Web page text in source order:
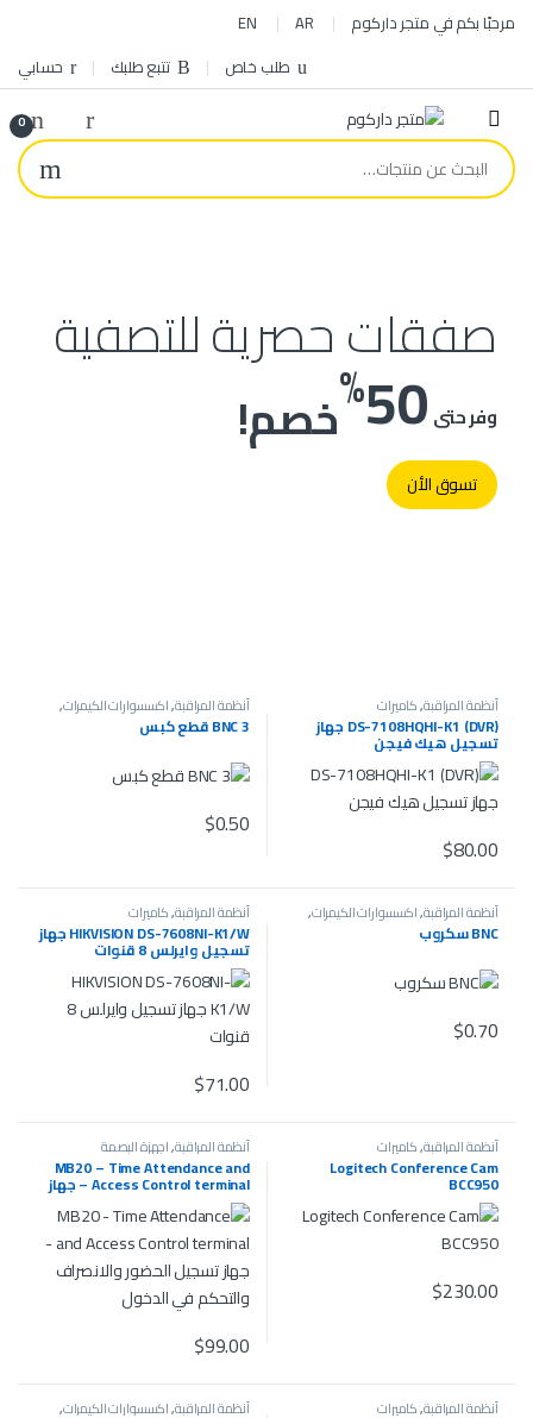
مرحبًا بكم في متجر داركوم
طلب خاص
تتبع طلبك حسابي
0
صفقات حصريةللتصفية
وفر حتى 50
%خصم!
تسوق الأن
أنظمة المراقبة,كاميرات
(DVR) DS-7108HQHI-K1 جهاز
تسجيل هيك فيجن
$80.00
أنظمة المراقبة,اكسسوارات الكيمرات,
كاميرات
BNC 3 قطع كبس
$0.50
أنظمة المراقبة,اكسسوارات الكيمرات,
كاميرات
BNC سكروب
$0.70
أنظمة المراقبة,كاميرات
HIKVISION DS-7608NI-K1/W جهاز
تسجيل وايرلس 8 قنوات
$71.00
أنظمة المراقبة,كاميرات
Logitech Conference Cam
BCC950
$230.00
أنظمة المراقبة,اجهزة البصمة
MB20 – Time Attendance and
Access Control terminal – جهاز
تسجيل الحضور والانصراف
والتحكم في الدخول
$99.00
أنظمة المراقبة,كاميرات أنظمة المراقبة,اكسسوارات الكيمرات,